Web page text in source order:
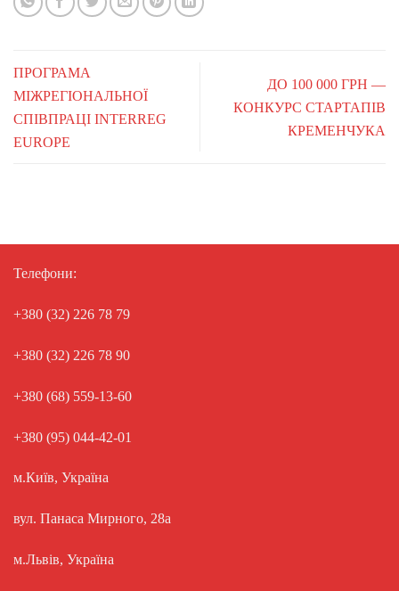
ПРОГРАМА
МІЖРЕГІОНАЛЬНОЇ
СПІВПРАЦІ INTERREG
EUROPE
ДО 100 000 ГРН —
КОНКУРС СТАРТАПІВ
КРЕМЕНЧУКА
Телефони:
+380 (32) 226 78 79
+380 (32) 226 78 90
+380 (68) 559-13-60
+380 (95) 044-42-01
м.Київ, Україна
вул. Панаса Мирного, 28а
м.Львів, Україна